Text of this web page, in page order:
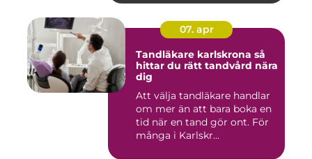
07. apr
Tandläkare karlskrona så
hittar du rätt tandvård nära
dig
Att välja tandläkare handlar
om mer än att bara boka en
tid när en tand gör ont. För
många i Karlskr...